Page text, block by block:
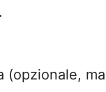
(opzionale,